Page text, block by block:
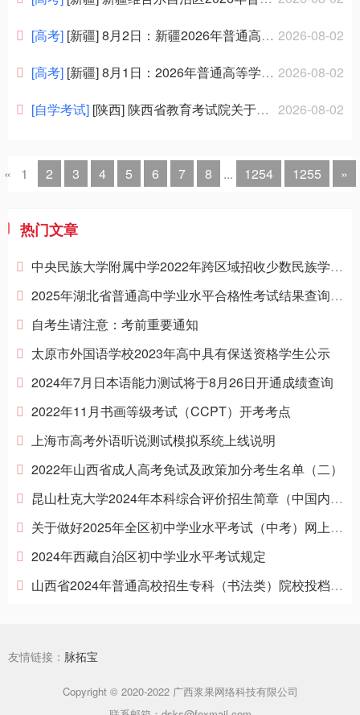
2026-08-02
[高考] [新疆] 8月2日：新疆2026年普通高等学校招生国家及地方专项、南疆单列、对口援疆计划本科二批次，高水平运动队本科二批次投档录取工作正式开始
2026-08-02
[高考] [新疆] 8月1日：2026年普通高等学校招收有关省市新疆高中班毕业生录取本科一批次单列类未完成计划征集志愿
2026-08-02
[自学考试] [陕西] 陕西省教育考试院关于公布高等教育自学考试省考课程考试大纲的公告
« 1 2 3 4 5 6 7 8 ... 1254 1255 »
热门文章
中央民族大学附属中学2022年跨区域招收少数民族学生名单
2025年湖北省普通高中学业水平合格性考试结果查询和复核办法
自考生请注意：考前重要通知
太原市外国语学校2023年高中具有保送资格学生公示
2024年7月日本语能力测试将于8月26日开通成绩查询
2022年11月书画等级考试（CCPT）开考考点
上海市高考外语听说测试模拟系统上线说明
2022年山西省成人高考免试及政策加分考生名单（二）
昆山杜克大学2024年本科综合评价招生简章（中国内地学生）
关于做好2025年全区初中学业水平考试（中考）网上报名有关工作的通知
2024年西藏自治区初中学业水平考试规定
山西省2024年普通高校招生专科（书法类）院校投档最低分
友情链接： 脉拓宝
Copyright © 2020-2022 广西浆果网络科技有限公司